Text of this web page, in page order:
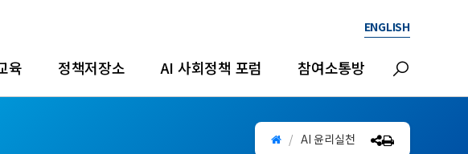
ENGLISH
육 정책저장소 AI 사회정책 포럼 참여소통방
이
AI 윤리실천